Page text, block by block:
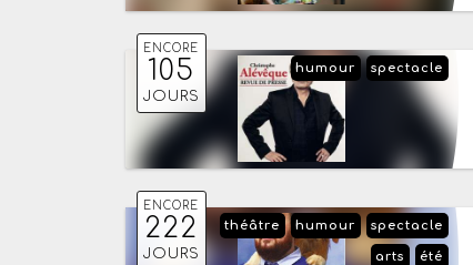
ENCORE
105
JOURS
spectacle
humour
ENCORE
222
JOURS
spectacle
humour
théâtre
été
arts